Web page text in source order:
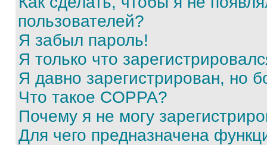
пользователей?
Я забыл пароль!
Я только что
Я давно зарегистрирован, но
Что такое COPPA?
Почему я не могу
Для чего предназначена